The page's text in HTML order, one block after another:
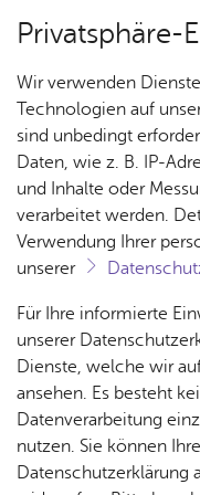
Über­sicht
Rat­
haus &
Bür­
ger­
ser­vice
Rat­
häu­ser
Nach­
rich­
ten,
Vi­de­os
& Bil­
der
Me­di­
Ar­chiv
Ter­min
rel­le
Mon­tag,
Im Rahmen des
Privatsphäre-
Wir verwenden
Technologien auf
sind unbedingt
Daten, wie z. B. IP-
und Inhalte oder
verarbeitet werden.
Verwendung Ihrer
unserer
Für Ihre informierte
unserer
Dienste, welche wir
ansehen. Es besteht
Datenverarbeitung
nutzen. Sie können
Datenschutzerklärung